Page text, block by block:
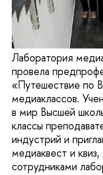
Лаборатория
провела
«Путешествие по
медиаклассов.
в мир Высшей
классы
индустрий и
медиаквест и
сотрудниками